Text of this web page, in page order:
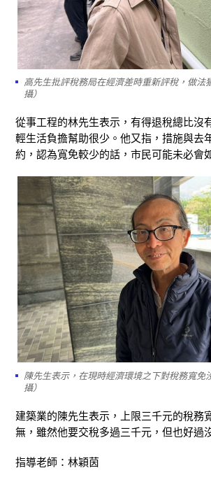
高先生批評稅務局在經濟差時重新評稅，做法
攝）
從事工程的林先生表示，有得退稅總比沒
輕生活負擔幫助很少。他又指，措施與去
約，認為寬免較少的話，市民可能未必會
陳先生表示，在現時經濟環境之下對稅務寬免
攝）
建築業的陳先生表示，上限三千元的稅務
無，雖然他要交稅多過三千元，但也好過
指導老師：林穎茵